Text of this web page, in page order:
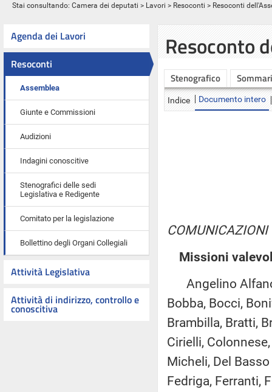
Stai consultando: Camera dei deputati > Lavori > Resoconti > Resoconti
Agenda dei Lavori
Resoconti
Assemblea
Giunte e Commissioni
Audizioni
Indagini conoscitive
Stenografici delle sedi
Legislativa e Redigente
Comitato per la legislazione
Bollettino degli Organi Collegiali
Attività Legislativa
Attività di indirizzo, controllo e
conoscitiva
Resoconto
Stenografico
Indice Documento intero
COMUNICAZIONI
Missioni
Angelino
Bobba, Bocci,
Brambilla, Bratti,
Cirielli,
Micheli, Del
Fedriga, Ferranti,